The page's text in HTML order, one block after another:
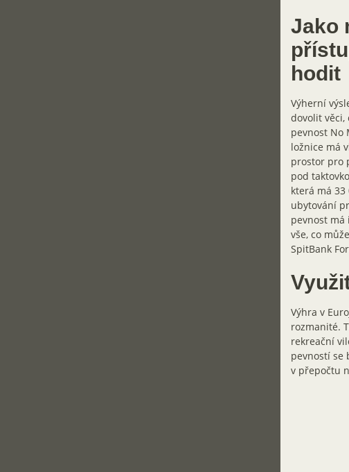
Jako
hodit
Výherní
dovolit věci,
pevnost No
ložnice má
prostor pro
pod
která má
ubytování
pevnost má
vše, co
SpitBank
Výhra v
rozmanité.
rekreační
pevností se
v přepočtu